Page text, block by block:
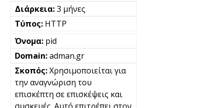
3 μήνες
HTTP
pid
adman.gr
Χρησιμοποιείται για
την αναγνώριση του
επισκέπτη σε επισκέψεις και